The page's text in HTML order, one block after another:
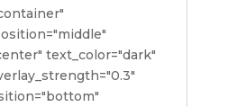
text_color="dark"